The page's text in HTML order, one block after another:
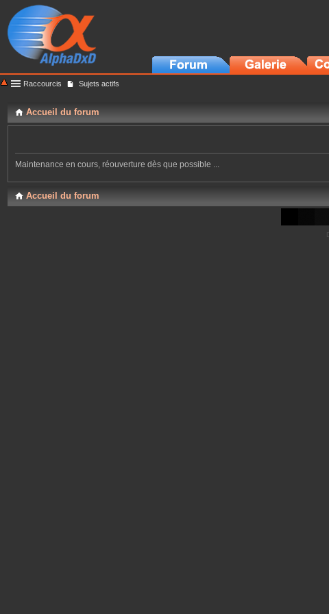
Raccourcis Sujets actifs
Accueil du forum
Maintenance en cours, réouverture dès que possible ...
Accueil du forum